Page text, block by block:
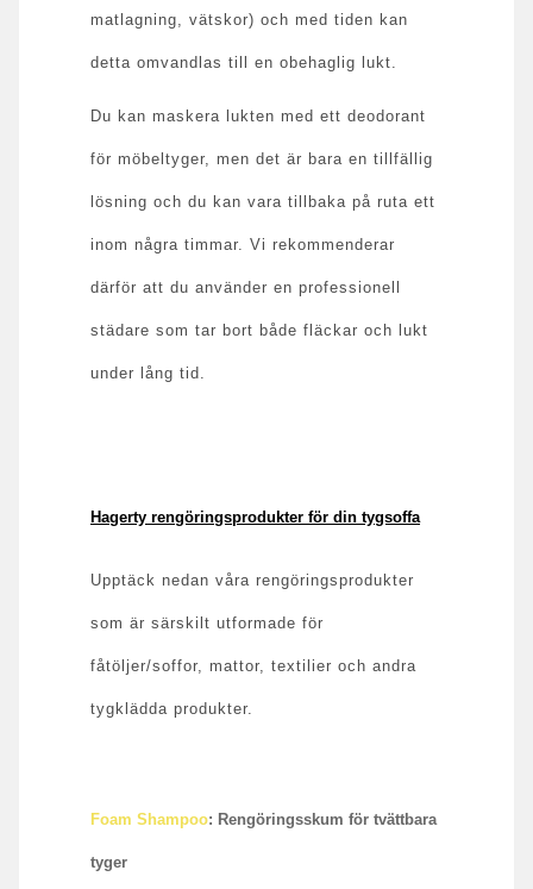
matlagning, vätskor) och med tiden kan
detta omvandlas till en obehaglig lukt.
Du kan maskera lukten med ett deodorant
för möbeltyger, men det är bara en tillfällig
lösning och du kan vara tillbaka på ruta ett
inom några timmar. Vi rekommenderar
därför att du använder en professionell
städare som tar bort både fläckar och lukt
under lång tid.
Hagerty rengöringsprodukter för din tygsoffa
Upptäck nedan våra rengöringsprodukter
som är särskilt utformade för
fåtöljer/soffor, mattor, textilier och andra
tygklädda produkter.
Foam Shampoo: Rengöringsskum för tvättbara
tyger